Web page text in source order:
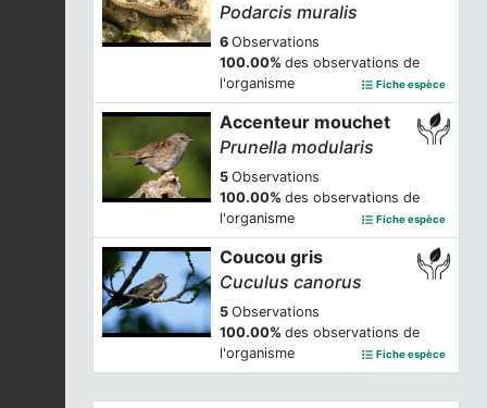
Podarcis muralis
6 Observations
100.00% des observations de
l'organisme
Fiche espèce
Accenteur mouchet
Prunella modularis
5 Observations
100.00% des observations de
l'organisme
Fiche espèce
Coucou gris
Cuculus canorus
5 Observations
100.00% des observations de
l'organisme
Fiche espèce